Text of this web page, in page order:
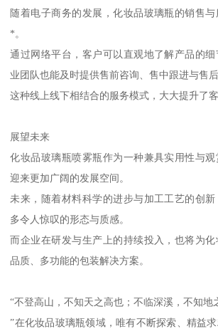
随着电子商务的发展，化妆品玻璃瓶的销售
*。
通过网络平台，客户可以直观地了解产品的
业团队也能及时提供售前咨询、售中跟进与售后
这种线上线下相结合的服务模式，大大提升了客
展望未来
化妆品玻璃瓶喷雾瓶作为一种兼具实用性与
迎来更加广阔的发展空间。
未来，随着材料科学的进步与加工工艺的创
多令人惊叹的形态与质感。
而企业在研发与生产上的持续投入，也将为
品质、多功能的包装解决方案。
“不登高山，不知天之高也；不临深溪，不知地
”在化妆品玻璃瓶领域，唯有不断探索、精益